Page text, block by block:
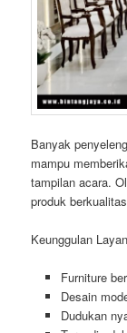
Banyak
mampu
tampilan acara.
produk
Keunggulan
Furniture
Desain
Dudukan